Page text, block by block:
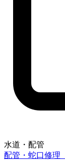
水道・配管
配管・蛇口修理